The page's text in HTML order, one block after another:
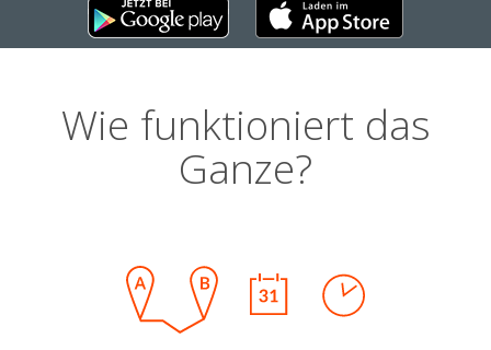
Wie funktioniert das
Ganze?